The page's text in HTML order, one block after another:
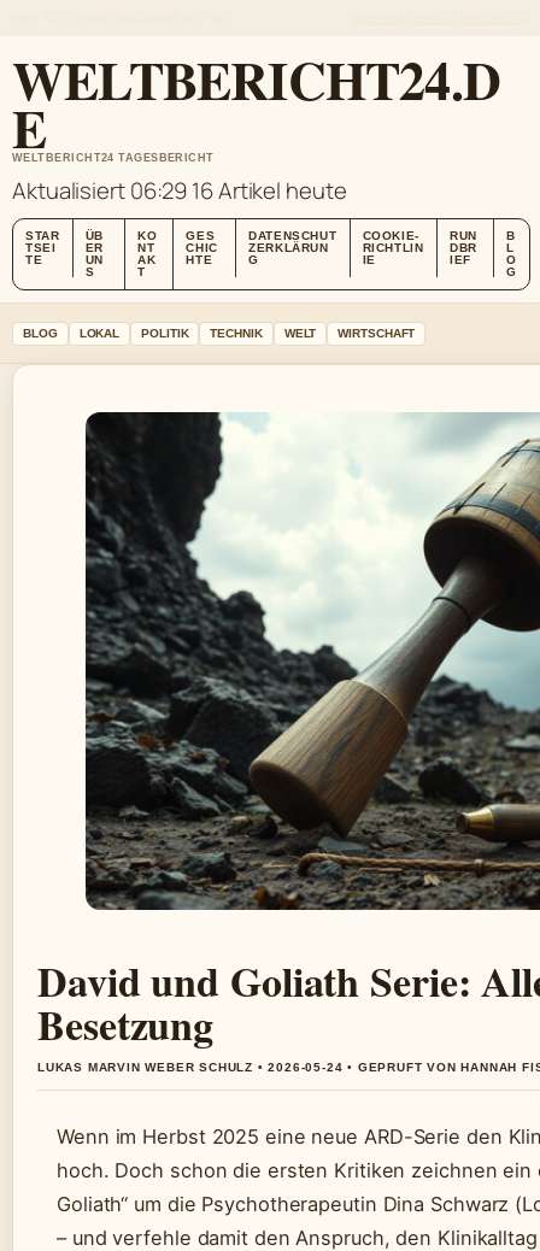
WELTBERICHT24.D
E
WELTBERICHT24 TAGESBERICHT
Aktualisiert 06:2916 Artikel heute
STAR
TSEI
TE
ÜB
ER
UN
S
KO
NT
AK
T
GES
CHIC
HTE
DATENSCHUT
ZERKLÄRUN
G
COOKIE-
RICHTLIN
IE
RUN
DBR
IEF
B
L
O
G
BLOG LOKAL POLITIK TECHNIK WELT WIRTSCHAFT
David und Goliath Serie:
Besetzung
LUKAS MARVIN WEBER SCHULZ • 2026-05-24 • GEPRUFT VON HANNAH
Wenn im Herbst 2025 eine neue ARD-Serie den
hoch. Doch schon die ersten Kritiken zeichnen
Goliath“ um die Psychotherapeutin Dina Schwarz
– und verfehle damit den Anspruch, den